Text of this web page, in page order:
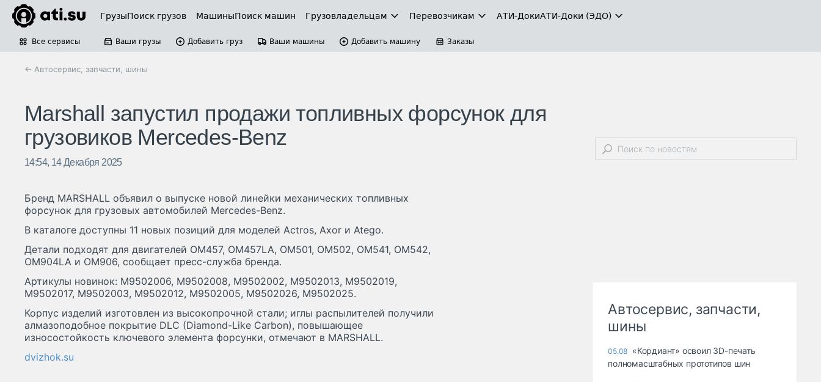
ГрузыПоиск грузов МашиныПоиск машин Грузовладельцам Перевозчикам АТИ-ДокиАТИ-Доки (ЭДО)
Все сервисы Ваши грузы Добавить груз Ваши машины Добавить машину Заказы
← Автосервис, запчасти, шины
Marshall запустил продажи топливных форсунок для
грузовиков Mercedes-Benz
14:54, 14 Декабря 2025
Бренд MARSHALL объявил о выпуске новой линейки механических топливных
форсунок для грузовых автомобилей Mercedes-Benz.
В каталоге доступны 11 новых позиций для моделей Actros, Axor и Atego.
Детали подходят для двигателей OM457, OM457LA, OM501, OM502, OM541, OM542,
OM904LA и OM906, сообщает пресс-служба бренда.
Артикулы новинок: M9502006, M9502008, M9502002, M9502013, M9502019,
M9502017, M9502003, M9502012, M9502005, M9502026, M9502025.
Корпус изделий изготовлен из высокопрочной стали; иглы распылителей получили
алмазоподобное покрытие DLC (Diamond-Like Carbon), повышающее
износостойкость ключевого элемента форсунки, отмечают в MARSHALL.
dvizhok.su
Автосервис, запчасти,
шины
05.08 «Кордиант» освоил 3D-печать
полномасштабных прототипов шин